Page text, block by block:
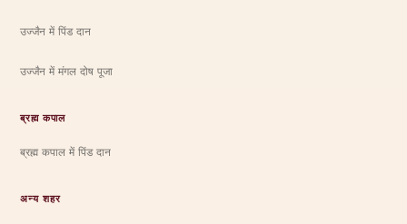
उज्जैन में पिंड दान
उज्जैन में मंगल दोष पूजा
ब्रह्म कपाल
ब्रह्म कपाल में पिंड दान
अन्य शहर